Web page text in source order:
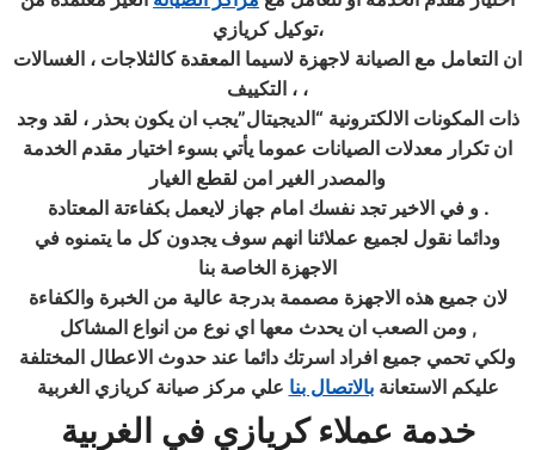
توكيل كريازي،
ان التعامل مع الصيانة لاجهزة لاسيما المعقدة كالثلاجات ، الغسالات
، التكييف ،
ذات المكونات الالكترونية “الديجيتال”يجب ان يكون بحذر ، لقد وجد
ان تكرار معدلات الصيانات عموما يأتي بسوء اختيار مقدم الخدمة
والمصدر الغير امن لقطع الغيار
و في الاخير تجد نفسك امام جهاز لايعمل بكفاءتة المعتادة .
ودائما نقول لجميع عملائنا انهم سوف يجدون كل ما يتمنوه في
الاجهزة الخاصة بنا
لان جميع هذه الاجهزة مصممة بدرجة عالية من الخبرة والكفاءة
ومن الصعب ان يحدث معها اي نوع من انواع المشاكل,
ولكي تحمي جميع افراد اسرتك دائما عند حدوث الاعطال المختلفة
عليكم الاستعانةبالاتصال بنا علي مركز صيانة كريازي الغربية
خدمة عملاء كريازي في الغربية